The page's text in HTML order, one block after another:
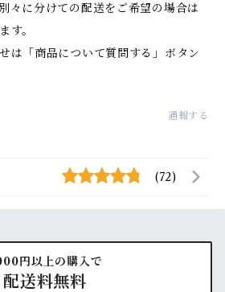
々に分けての配送をご希望の場合は
す。
は「商品について質問する」ボタン
通報する
(72)
円以上の購入で
配送料無料